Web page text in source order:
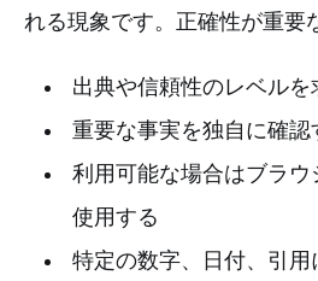
れる現象です。正確性が重要
出典や信頼性のレベルを
重要な事実を独自に確認
利用可能な場合はブラウ
使用する
特定の数字、日付、引用